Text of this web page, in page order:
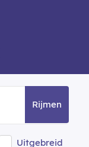
Rijmen
Uitgebreid